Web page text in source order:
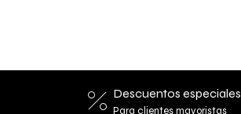
Descuentos especiales
Para clientes mayoristas